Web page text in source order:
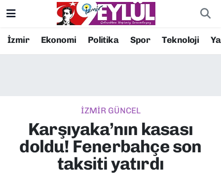
İzmir Ekonomi Politika Spor Teknoloji
İZMİR GÜNCEL
Karşıyaka’nın kasası
doldu! Fenerbahçe son
taksiti yatırdı
Resmi İlanlar
EKONOMİ
KÜLTÜR SANAT
Konak Nöbetçi Eczaneler
Süper Lig Puan Durumu ve Fikstür
Tüm Manşetler
Son Dakika Haberleri